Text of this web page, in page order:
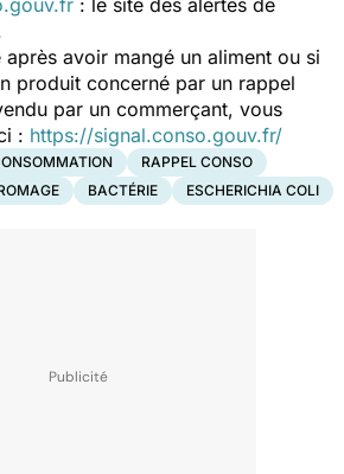
après avoir mangé un aliment ou si
produit concerné par un rappel
par un commerçant, vous
: https://signal.conso.gouv.fr/
RAPPEL CONSO
BACTÉRIE ESCHERICHIA COLI